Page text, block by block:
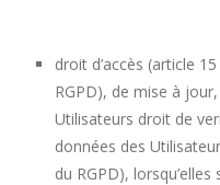
droit d’accès (article
RGPD), de mise à
Utilisateurs droit de
données des
du RGPD),